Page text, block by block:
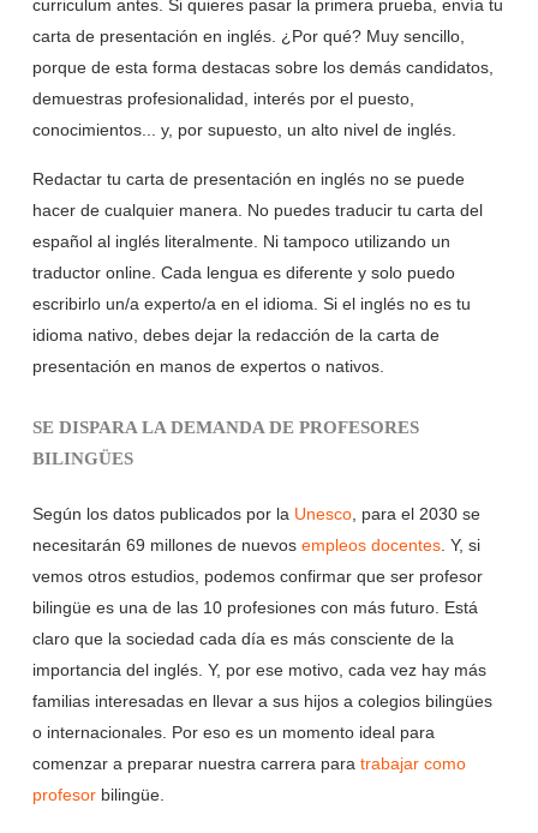
curriculum antes. Si quieres pasar la primera prueba, envía tu
carta de presentación en inglés. ¿Por qué? Muy sencillo,
porque de esta forma destacas sobre los demás candidatos,
demuestras profesionalidad, interés por el puesto,
conocimientos... y, por supuesto, un alto nivel de inglés.
Redactar tu carta de presentación en inglés no se puede
hacer de cualquier manera. No puedes traducir tu carta del
español al inglés literalmente. Ni tampoco utilizando un
traductor online. Cada lengua es diferente y solo puedo
escribirlo un/a experto/a en el idioma. Si el inglés no es tu
idioma nativo, debes dejar la redacción de la carta de
presentación en manos de expertos o nativos.
SE DISPARA LA DEMANDA DE PROFESORES
BILINGÜES
Según los datos publicados por la Unesco, para el 2030 se
necesitarán 69 millones de nuevos empleos docentes. Y, si
vemos otros estudios, podemos confirmar que ser profesor
bilingüe es una de las 10 profesiones con más futuro. Está
claro que la sociedad cada día es más consciente de la
importancia del inglés. Y, por ese motivo, cada vez hay más
familias interesadas en llevar a sus hijos a colegios bilingües
o internacionales. Por eso es un momento ideal para
comenzar a preparar nuestra carrera para trabajar como
profesorbilingüe.